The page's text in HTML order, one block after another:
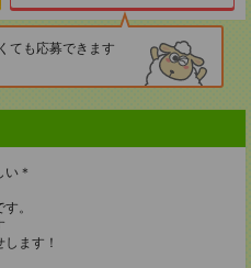
ても応募できます
＊
。
ます！